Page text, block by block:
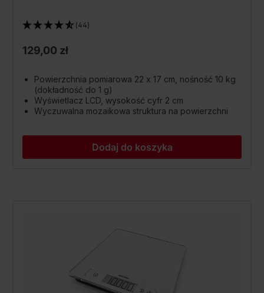
(44)
129,00 zł
Powierzchnia pomiarowa 22 x 17 cm, nośność 10 kg
(dokładność do 1 g)
Wyświetlacz LCD, wysokość cyfr 2 cm
Wyczuwalna mozaikowa struktura na powierzchni
Dodaj do koszyka